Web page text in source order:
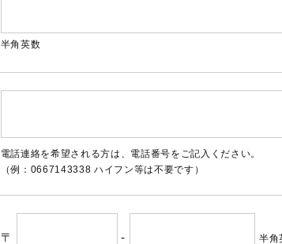
半角英数
電話連絡を希望される方は、電話番号をご記入ください。
（例：0667143338 ハイフン等は不要です）
〒 - 半角